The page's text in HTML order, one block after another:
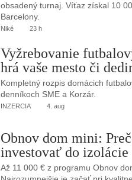
obsadený turnaj. Víťaz získal 10
Barcelony.
Niké 23 h
Vyžrebovanie
hrá vaše mesto či
Kompletný rozpis domácich
denníkoch SME a Korzár.
INZERCIA 4. aug
Obnov dom mini:
investovať do izolácie
Až 11 000 € z programu Obnov